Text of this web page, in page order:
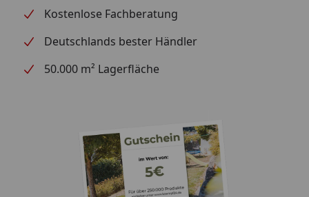
Kostenlose Fachberatung
Deutschlands bester Händler
50.000 m² Lagerfläche